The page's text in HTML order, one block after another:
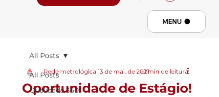
Menu
MENU
All Posts
Qualidade 360º
All Posts
Oportunidade de Estágio!
Rede metrológica 13 de mai. de 20210 min de leitura